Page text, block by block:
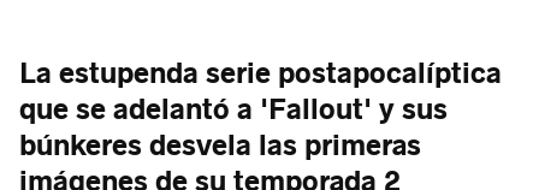
La estupenda serie postapocalíptica
que se adelantó a 'Fallout' y sus
búnkeres desvela las primeras
imágenes de su temporada 2